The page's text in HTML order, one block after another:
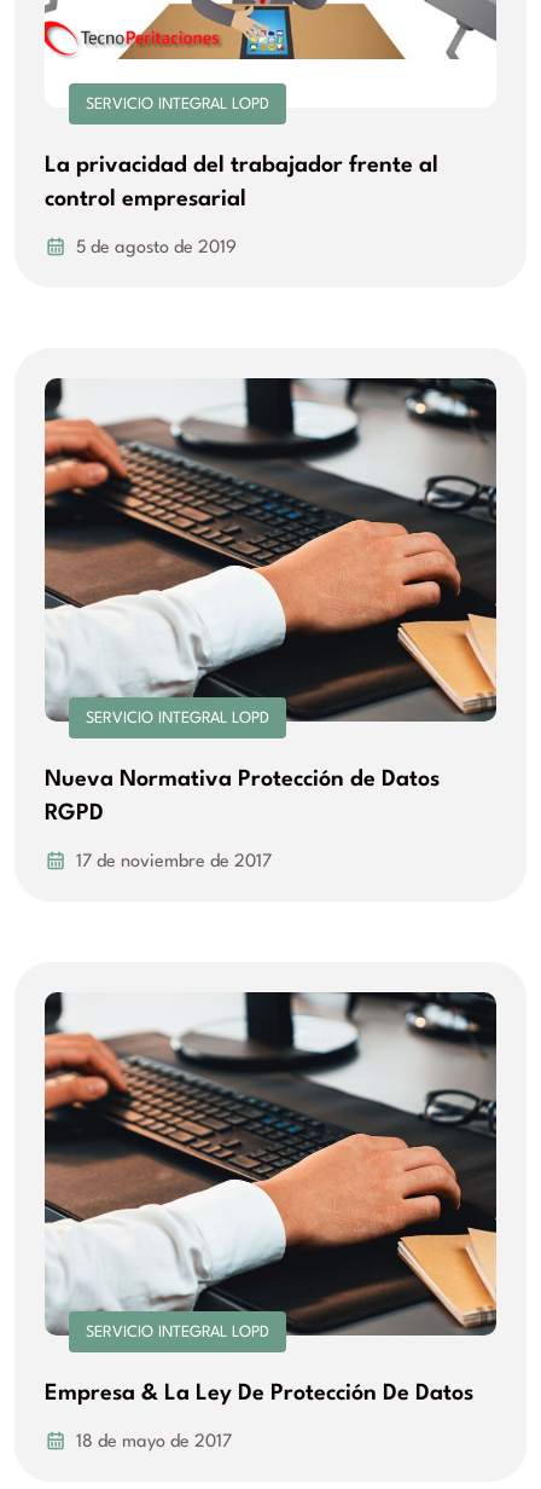
SERVICIO INTEGRAL LOPD
La privacidad del trabajador frente al
control empresarial
5 de agosto de 2019
SERVICIO INTEGRAL LOPD
Nueva Normativa Protección de Datos
RGPD
17 de noviembre de 2017
SERVICIO INTEGRAL LOPD
Empresa & La Ley De Protección De Datos
18 de mayo de 2017